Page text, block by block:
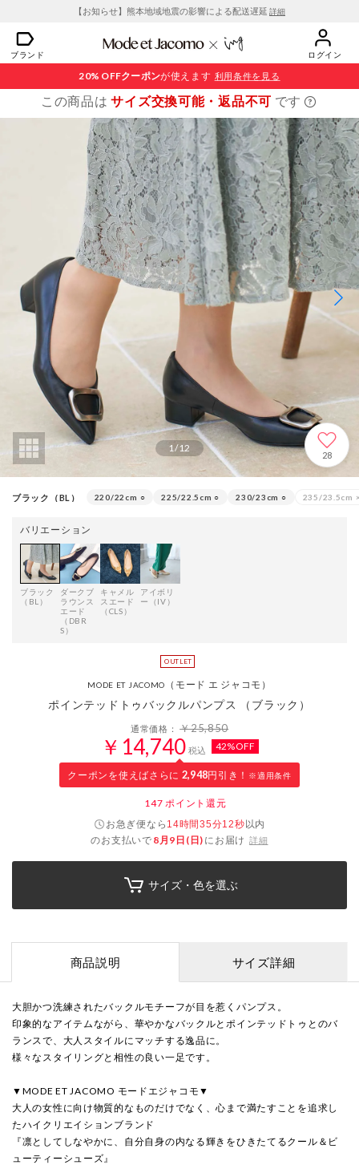
【お知らせ】熊本地域地震の影響による配送遅延 詳細
ブランド ログイン
20% OFFクーポンが使えます 利用条件を見る
この商品はサイズ交換可能・返品不可 です
1/12
28
ブラック（BL） 220/22cm ○ 225/22.5cm ○ 230/23cm ○ 235/23.5cm
バリエーション
ブラック
（BL）
ダークブ
ラウンス
エード
（DBR
S）
キャメル
スエード
（CLS）
アイボリ
ー（IV）
MODE ET JACOMO （モード エ ジャコモ）
ポインテッドトゥバックルパンプス （ブラック）
通常価格：￥25,850
￥14,740 税込 42%OFF
クーポンを使えばさらに 2,948円引き！ ※適用条件
147 ポイント還元
お急ぎ便なら 14時間35分12秒以内
のお支払いで 8月9日(日) にお届け 詳細
サイズ・色を選ぶ
商品説明 サイズ詳細
大胆かつ洗練されたバックルモチーフが目を惹くパンプス。
印象的なアイテムながら、華やかなバックルとポインテッドトゥとのバ
ランスで、大人スタイルにマッチする逸品に。
様々なスタイリングと相性の良い一足です。
▼MODE ET JACOMO モードエジャコモ▼
大人の女性に向け物質的なものだけでなく、心まで満たすことを追求し
たハイクリエイションブランド
『凛としてしなやかに、自分自身の内なる輝きをひきたてるクール＆ビ
ューティーシューズ』